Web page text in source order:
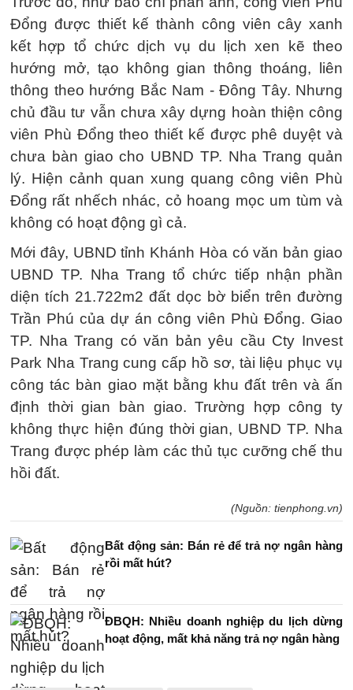
Đổng được thiết kế thành công viên cây xanh
kết hợp tổ chức dịch vụ du lịch xen kẽ theo
hướng mở, tạo không gian thông thoáng, liên
thông theo hướng Bắc Nam - Đông Tây. Nhưng
chủ đầu tư vẫn chưa xây dựng hoàn thiện công
viên Phù Đổng theo thiết kế được phê duyệt và
chưa bàn giao cho UBND TP. Nha Trang quản
lý. Hiện cảnh quan xung quang công viên Phù
Đổng rất nhếch nhác, cỏ hoang mọc um tùm và
không có hoạt động gì cả.
Mới đây, UBND tỉnh Khánh Hòa có văn bản giao
UBND TP. Nha Trang tổ chức tiếp nhận phần
diện tích 21.722m2 đất dọc bờ biển trên đường
Trần Phú của dự án công viên Phù Đổng. Giao
TP. Nha Trang có văn bản yêu cầu Cty Invest
Park Nha Trang cung cấp hồ sơ, tài liệu phục vụ
công tác bàn giao mặt bằng khu đất trên và ấn
định thời gian bàn giao. Trường hợp công ty
không thực hiện đúng thời gian, UBND TP. Nha
Trang được phép làm các thủ tục cưỡng chế thu
hồi đất.
(Nguồn: tienphong.vn)
Bất động sản: Bán rẻ để trả nợ ngân hàng
rồi mất hút?
ĐBQH: Nhiều doanh nghiệp du lịch dừng
hoạt động, mất khả năng trả nợ ngân hàng